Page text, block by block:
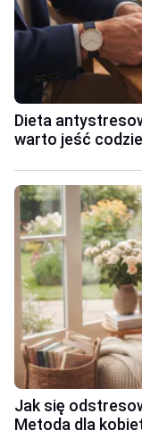
Dieta
warto jeść
Jak się
Metoda dla